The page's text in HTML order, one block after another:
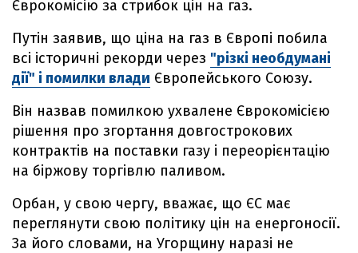
Єврокомісію за стрибок цін на газ.
Путін заявив, що ціна на газ в Європі побила
всі історичні рекорди через "різкі необдумані
дії" і помилки влади Європейського Союзу.
Він назвав помилкою ухвалене Єврокомісією
рішення про згортання довгострокових
контрактів на поставки газу і переорієнтацію
на біржову торгівлю паливом.
Орбан, у свою чергу, вважає, що ЄС має
переглянути свою політику цін на енергоносії.
За його словами, на Угорщину наразі не